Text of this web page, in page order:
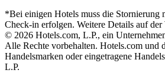
*Bei einigen Hotels muss die Stornierung
Check-in erfolgen. Weitere Details auf der
© 2026 Hotels.com, L.P., ein
Alle Rechte vorbehalten. Hotels.com und
Handelsmarken oder eingetragene
L.P.